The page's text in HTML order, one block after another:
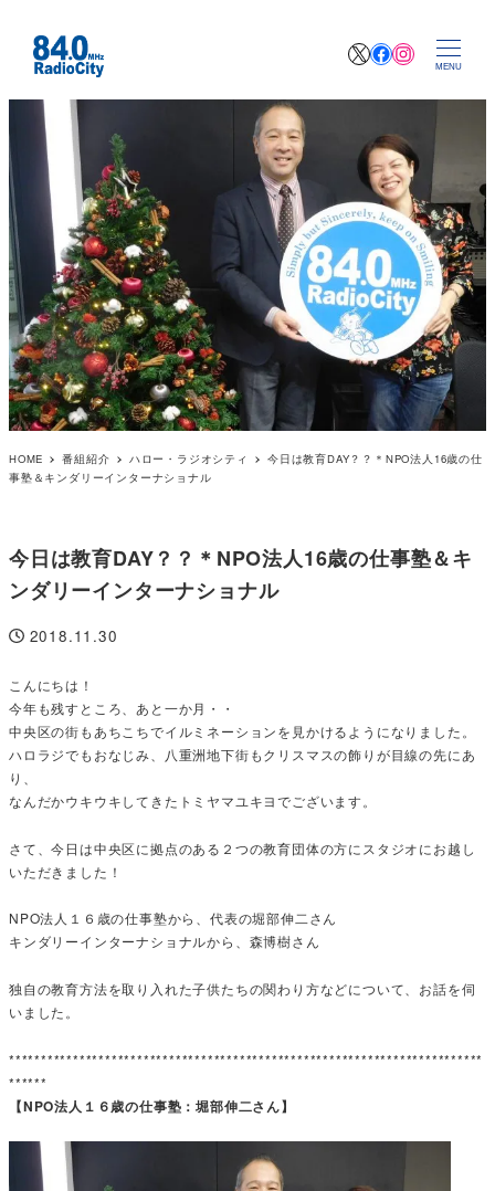
XFacebook
MENU
HOME 番組紹介 ハロー・ラジオシティ
今日は教育DAY？？＊NPO法人16歳の仕
事塾＆キンダリーインターナショナル
今日は教育DAY？？＊NPO法人16歳の仕事塾＆キ
ンダリーインターナショナル
投稿日
2018.11.30
こんにちは！
今年も残すところ、あと一か月・・
中央区の街もあちこちでイルミネーションを見かけるようになりました。
ハロラジでもおなじみ、八重洲地下街もクリスマスの飾りが目線の先にあ
り、
なんだかウキウキしてきたトミヤマユキヨでございます。
さて、今日は中央区に拠点のある２つの教育団体の方にスタジオにお越し
いただきました！
NPO法人１６歳の仕事塾から、代表の堀部伸二さん
キンダリーインターナショナルから、森博樹さん
独自の教育方法を取り入れた子供たちの関わり方などについて、お話を伺
いました。
**************************************************************************
******
【NPO法人１６歳の仕事塾：堀部伸二さん】